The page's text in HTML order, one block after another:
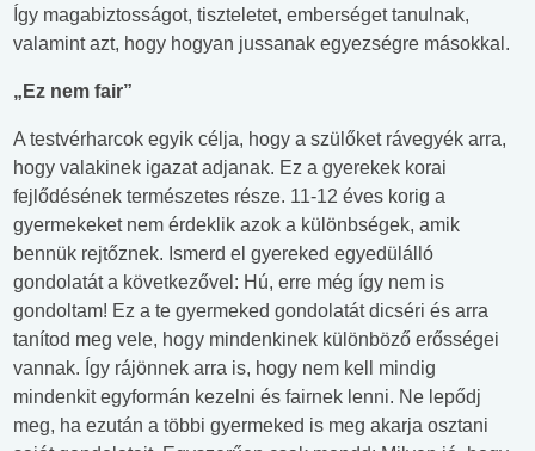
Így magabiztosságot, tiszteletet, emberséget tanulnak,
valamint azt, hogy hogyan jussanak egyezségre másokkal.
„Ez nem fair”
A testvérharcok egyik célja, hogy a szülőket rávegyék arra,
hogy valakinek igazat adjanak. Ez a gyerekek korai
fejlődésének természetes része. 11-12 éves korig a
gyermekeket nem érdeklik azok a különbségek, amik
bennük rejtőznek. Ismerd el gyereked egyedülálló
gondolatát a következővel: Hú, erre még így nem is
gondoltam! Ez a te gyermeked gondolatát dicséri és arra
tanítod meg vele, hogy mindenkinek különböző erősségei
vannak. Így rájönnek arra is, hogy nem kell mindig
mindenkit egyformán kezelni és fairnek lenni. Ne lepődj
meg, ha ezután a többi gyermeked is meg akarja osztani